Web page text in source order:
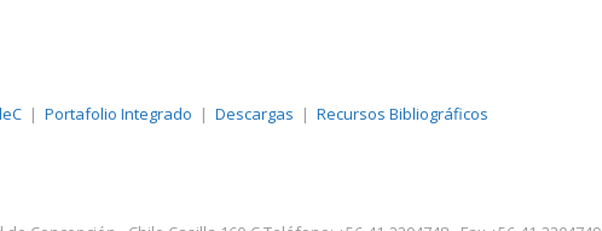
Portafolio Integrado Descargas Recursos Bibliográficos